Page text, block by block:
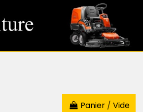
Panier / Vide